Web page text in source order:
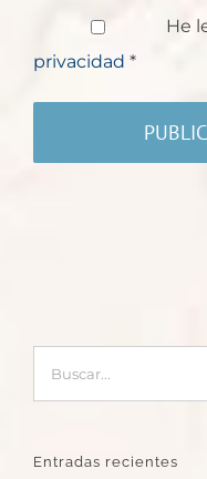
He
privacidad *
Entradas recientes